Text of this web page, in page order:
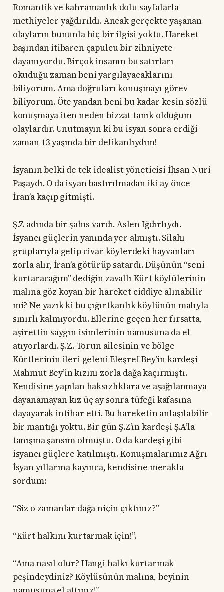
Romantik ve kahramanlık dolu sayfalarla
methiyeler yağdırıldı. Ancak gerçekte yaşanan
olayların bununla hiç bir ilgisi yoktu. Hareket
başından itibaren çapulcu bir zihniyete
dayanıyordu. Birçok insanın bu satırları
okuduğu zaman beni yargılayacaklarını
biliyorum. Ama doğruları konuşmayı görev
biliyorum. Öte yandan beni bu kadar kesin sözlü
konuşmaya iten neden bizzat tanık olduğum
olaylardır. Unutmayın ki bu isyan sonra erdiği
zaman 13 yaşında bir delikanlıydım!
İsyanın belki de tek idealist yöneticisi İhsan Nuri
Paşaydı. O da isyan bastırılmadan iki ay önce
İran’a kaçıp gitmişti.
Ş.Z adında bir şahıs vardı. Aslen Iğdırlıydı.
İsyancı güçlerin yanında yer almıştı. Silahı
gruplarıyla gelip civar köylerdeki hayvanları
zorla alır, İran’a götürüp satardı. Düşünün “seni
kurtaracağım” dediğin zavallı Kürt köylülerinin
malına göz koyan bir hareket ciddiye alınabilir
mi? Ne yazık ki bu çığırtkanlık köylünün malıyla
sınırlı kalmıyordu. Ellerine geçen her fırsatta,
aşirettin saygın isimlerinin namusuna da el
atıyorlardı. Ş.Z. Torun ailesinin ve bölge
Kürtlerinin ileri geleni Eleşref Bey’in kardeşi
Mahmut Bey’in kızını zorla dağa kaçırmıştı.
Kendisine yapılan haksızlıklara ve aşağılanmaya
dayanamayan kız üç ay sonra tüfeği kafasına
dayayarak intihar etti. Bu hareketin anlaşılabilir
bir mantığı yoktu. Bir gün Ş.Z’ın kardeşi Ş.A’la
tanışma şansım olmuştu. O da kardeşi gibi
isyancı güçlere katılmıştı. Konuşmalarımız Ağrı
İsyan yıllarına kayınca, kendisine merakla
sordum:
“Siz o zamanlar dağa niçin çıktınız?”
“Kürt halkını kurtarmak için!”.
“Ama nasıl olur? Hangi halkı kurtarmak
peşindeydiniz? Köylüsünün malına, beyinin